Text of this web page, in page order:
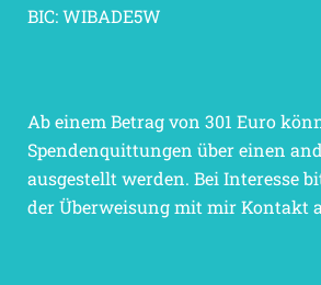
BIC: WIBADE5W
Ab einem Betrag von 301 Euro
Spendenquittungen über einen
ausgestellt werden. Bei Interesse
der Überweisung mit mir Kontakt